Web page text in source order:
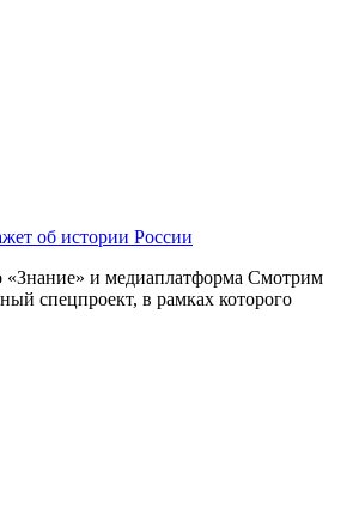
об истории России
«Знание» и медиаплатформа Смотрим
спецпроект, в рамках которого